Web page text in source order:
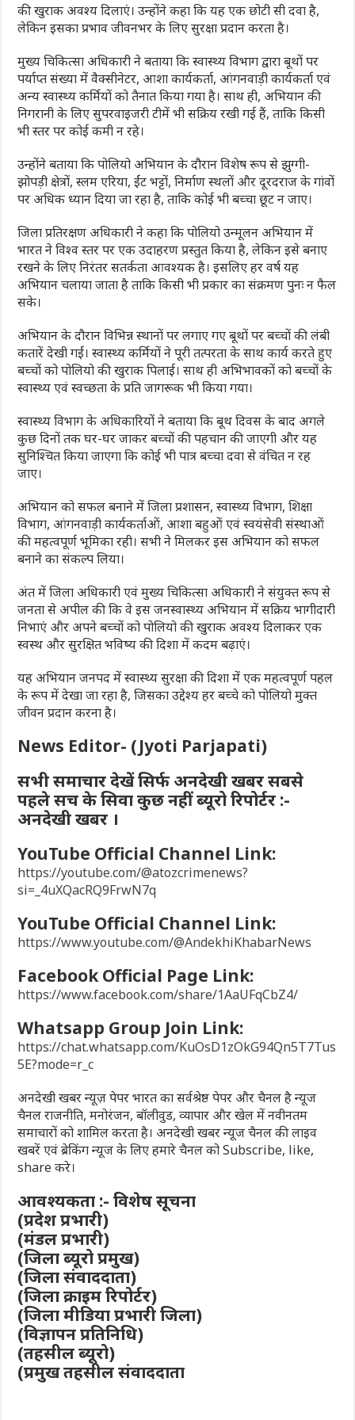
की खुराक अवश्य दिलाएं। उन्होंने कहा कि यह एक छोटी सी दवा है,
लेकिन इसका प्रभाव जीवनभर के लिए सुरक्षा प्रदान करता है।
मुख्य चिकित्सा अधिकारी ने बताया कि स्वास्थ्य विभाग द्वारा बूथों पर
पर्याप्त संख्या में वैक्सीनेटर, आशा कार्यकर्ता, आंगनवाड़ी कार्यकर्ता एवं
अन्य स्वास्थ्य कर्मियों को तैनात किया गया है। साथ ही, अभियान की
निगरानी के लिए सुपरवाइजरी टीमें भी सक्रिय रखी गई हैं, ताकि किसी
भी स्तर पर कोई कमी न रहे।
उन्होंने बताया कि पोलियो अभियान के दौरान विशेष रूप से झुग्गी-
झोपड़ी क्षेत्रों, स्लम एरिया, ईंट भट्टों, निर्माण स्थलों और दूरदराज के गांवों
पर अधिक ध्यान दिया जा रहा है, ताकि कोई भी बच्चा छूट न जाए।
जिला प्रतिरक्षण अधिकारी ने कहा कि पोलियो उन्मूलन अभियान में
भारत ने विश्व स्तर पर एक उदाहरण प्रस्तुत किया है, लेकिन इसे बनाए
रखने के लिए निरंतर सतर्कता आवश्यक है। इसलिए हर वर्ष यह
अभियान चलाया जाता है ताकि किसी भी प्रकार का संक्रमण पुनः न फैल
सके।
अभियान के दौरान विभिन्न स्थानों पर लगाए गए बूथों पर बच्चों की लंबी
कतारें देखी गईं। स्वास्थ्य कर्मियों ने पूरी तत्परता के साथ कार्य करते हुए
बच्चों को पोलियो की खुराक पिलाई। साथ ही अभिभावकों को बच्चों के
स्वास्थ्य एवं स्वच्छता के प्रति जागरूक भी किया गया।
स्वास्थ्य विभाग के अधिकारियों ने बताया कि बूथ दिवस के बाद अगले
कुछ दिनों तक घर-घर जाकर बच्चों की पहचान की जाएगी और यह
सुनिश्चित किया जाएगा कि कोई भी पात्र बच्चा दवा से वंचित न रह
जाए।
अभियान को सफल बनाने में जिला प्रशासन, स्वास्थ्य विभाग, शिक्षा
विभाग, आंगनवाड़ी कार्यकर्ताओं, आशा बहुओं एवं स्वयंसेवी संस्थाओं
की महत्वपूर्ण भूमिका रही। सभी ने मिलकर इस अभियान को सफल
बनाने का संकल्प लिया।
अंत में जिला अधिकारी एवं मुख्य चिकित्सा अधिकारी ने संयुक्त रूप से
जनता से अपील की कि वे इस जनस्वास्थ्य अभियान में सक्रिय भागीदारी
निभाएं और अपने बच्चों को पोलियो की खुराक अवश्य दिलाकर एक
स्वस्थ और सुरक्षित भविष्य की दिशा में कदम बढ़ाएं।
यह अभियान जनपद में स्वास्थ्य सुरक्षा की दिशा में एक महत्वपूर्ण पहल
के रूप में देखा जा रहा है, जिसका उद्देश्य हर बच्चे को पोलियो मुक्त
जीवन प्रदान करना है।
News Editor- (Jyoti Parjapati)
सभी समाचार देखें सिर्फ अनदेखी खबर सबसे
पहले सच के सिवा कुछ नहीं ब्यूरो रिपोर्टर :-
अनदेखी खबर ।
YouTube Official Channel Link:
https://youtube.com/@atozcrimenews?
si=_4uXQacRQ9FrwN7q
YouTube Official Channel Link:
https://www.youtube.com/@AndekhiKhabarNews
Facebook Official Page Link:
https://www.facebook.com/share/1AaUFqCbZ4/
Whatsapp Group Join Link:
https://chat.whatsapp.com/KuOsD1zOkG94Qn5T7Tus
5E?mode=r_c
अनदेखी खबर न्यूज़ पेपर भारत का सर्वश्रेष्ठ पेपर और चैनल है न्यूज
चैनल राजनीति, मनोरंजन, बॉलीवुड, व्यापार और खेल में नवीनतम
समाचारों को शामिल करता है। अनदेखी खबर न्यूज चैनल की लाइव
खबरें एवं ब्रेकिंग न्यूज के लिए हमारे चैनल को Subscribe, like,
share करे।
आवश्यकता :- विशेष सूचना
(प्रदेश प्रभारी)
(मंडल प्रभारी)
(जिला ब्यूरो प्रमुख)
(जिला संवाददाता)
(जिला क्राइम रिपोर्टर)
(जिला मीडिया प्रभारी जिला)
(विज्ञापन प्रतिनिधि)
(तहसील ब्यूरो)
(प्रमुख तहसील संवाददाता